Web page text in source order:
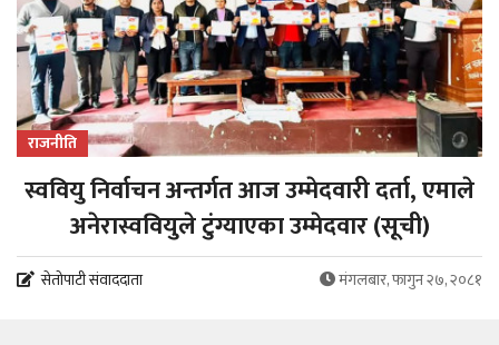
राजनीति
स्ववियु निर्वाचन अन्तर्गत आज उम्मेदवारी दर्ता, एमाले
अनेरास्ववियुले टुंग्याएका उम्मेदवार (सूची)
सेतोपाटी संवाददाता मंगलबार, फागुन २७, २०८१